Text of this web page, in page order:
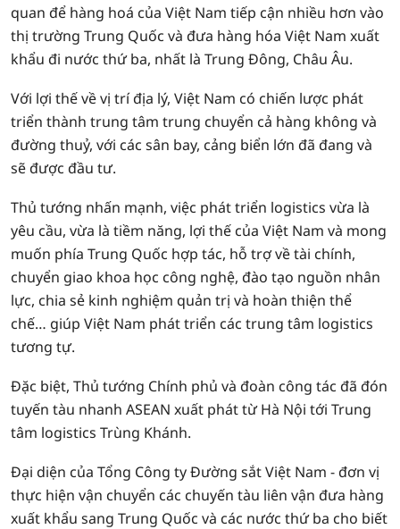
quan để hàng hoá của Việt Nam tiếp cận nhiều hơn vào
thị trường Trung Quốc và đưa hàng hóa Việt Nam xuất
khẩu đi nước thứ ba, nhất là Trung Đông, Châu Âu.
Với lợi thế về vị trí địa lý, Việt Nam có chiến lược phát
triển thành trung tâm trung chuyển cả hàng không và
đường thuỷ, với các sân bay, cảng biển lớn đã đang và
sẽ được đầu tư.
Thủ tướng nhấn mạnh, việc phát triển logistics vừa là
yêu cầu, vừa là tiềm năng, lợi thế của Việt Nam và mong
muốn phía Trung Quốc hợp tác, hỗ trợ về tài chính,
chuyển giao khoa học công nghệ, đào tạo nguồn nhân
lực, chia sẻ kinh nghiệm quản trị và hoàn thiện thể
chế… giúp Việt Nam phát triển các trung tâm logistics
tương tự.
Đặc biệt, Thủ tướng Chính phủ và đoàn công tác đã đón
tuyến tàu nhanh ASEAN xuất phát từ Hà Nội tới Trung
tâm logistics Trùng Khánh.
Đại diện của Tổng Công ty Đường sắt Việt Nam - đơn vị
thực hiện vận chuyển các chuyến tàu liên vận đưa hàng
xuất khẩu sang Trung Quốc và các nước thứ ba cho biết